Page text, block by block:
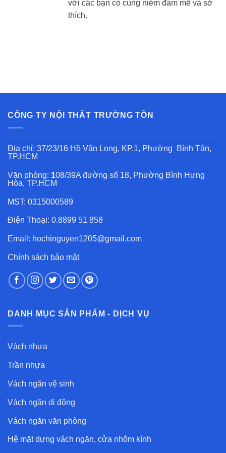
với các bạn có cùng niềm đam mê và sở
thích.
CÔNG TY NỘI THẤT TRƯỜNG TỒN
Địa chỉ: 37/23/16 Hồ Văn Long, KP.1, Phường Bình Tân,
TP.HCM
Văn phòng: 108/39A đường số 18, Phường Bình Hưng
Hòa, TP.HCM
MST: 0315000589
Điện Thoại: 0.8899 51 858
Email: hochinguyen1205@gmail.com
Chính sách bảo mật
DANH MỤC SẢN PHẨM - DỊCH VỤ
Vách nhựa
Trần nhựa
Vách ngăn vệ sinh
Vách ngăn di động
Vách ngăn văn phòng
Hệ mặt dựng vách ngăn, cửa nhôm kính